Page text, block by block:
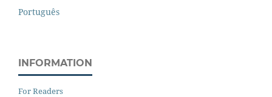
Português
INFORMATION
For Readers